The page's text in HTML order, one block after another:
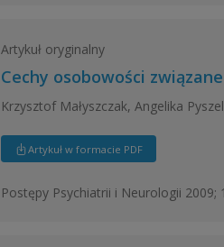
Artykuł oryginalny
Cechy osobowości
Krzysztof Małyszczak, Angelika
Artykuł w formacie PDF
Postępy Psychiatrii i Neurologii 2009;